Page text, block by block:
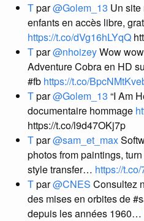
Tpar@Golem_13 Un
enfants en accès libre,
https://t.co/dVg16hLYqQ
Tpar@nhoizeyWow
Adventure Cobra en HD
#fb https://t.co/
Tpar@Golem_13 “I Am
documentaire hommage
https://t.co/l9d47OKj7p
Tpar@sam_et_max
photos from paintings,
style transfer… https://
Tpar@CNES Consultez
des mises en orbites de
depuis les années 1960…